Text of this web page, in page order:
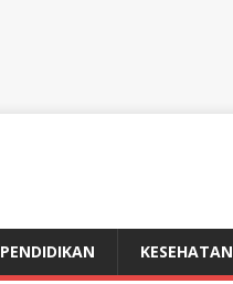
PENDIDIKAN KESEHATAN